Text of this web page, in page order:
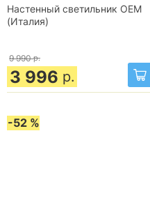
Настенный светильник OEM
(Италия)
9 990 р.
3 996 р.
-52 %